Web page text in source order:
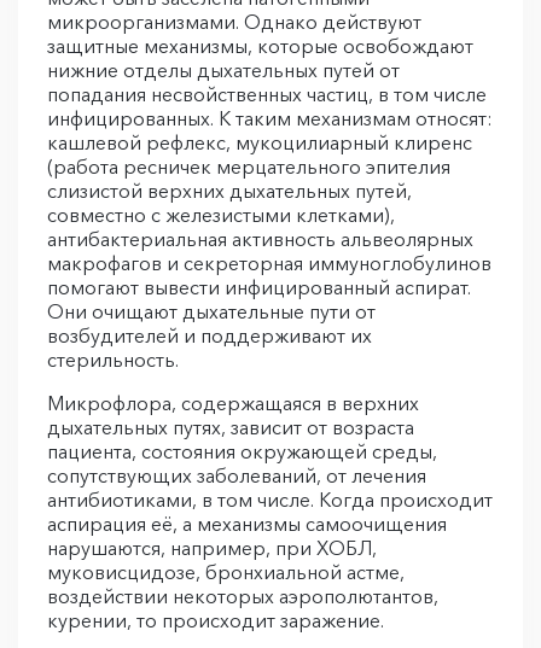
микроорганизмами. Однако действуют
защитные механизмы, которые освобождают
нижние отделы дыхательных путей от
попадания несвойственных частиц, в том числе
инфицированных. К таким механизмам относят:
кашлевой рефлекс, мукоцилиарный клиренс
(работа ресничек мерцательного эпителия
слизистой верхних дыхательных путей,
совместно с железистыми клетками),
антибактериальная активность альвеолярных
макрофагов и секреторная иммуноглобулинов
помогают вывести инфицированный аспират.
Они очищают дыхательные пути от
возбудителей и поддерживают их
стерильность.
Микрофлора, содержащаяся в верхних
дыхательных путях, зависит от возраста
пациента, состояния окружающей среды,
сопутствующих заболеваний, от лечения
антибиотиками, в том числе. Когда происходит
аспирация её, а механизмы самоочищения
нарушаются, например, при ХОБЛ,
муковисцидозе, бронхиальной астме,
воздействии некоторых аэрополютантов,
курении, то происходит заражение.